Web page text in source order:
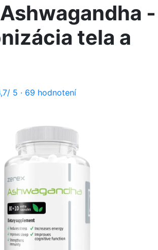
-
tela a
/ 5 · 69 hodnotení